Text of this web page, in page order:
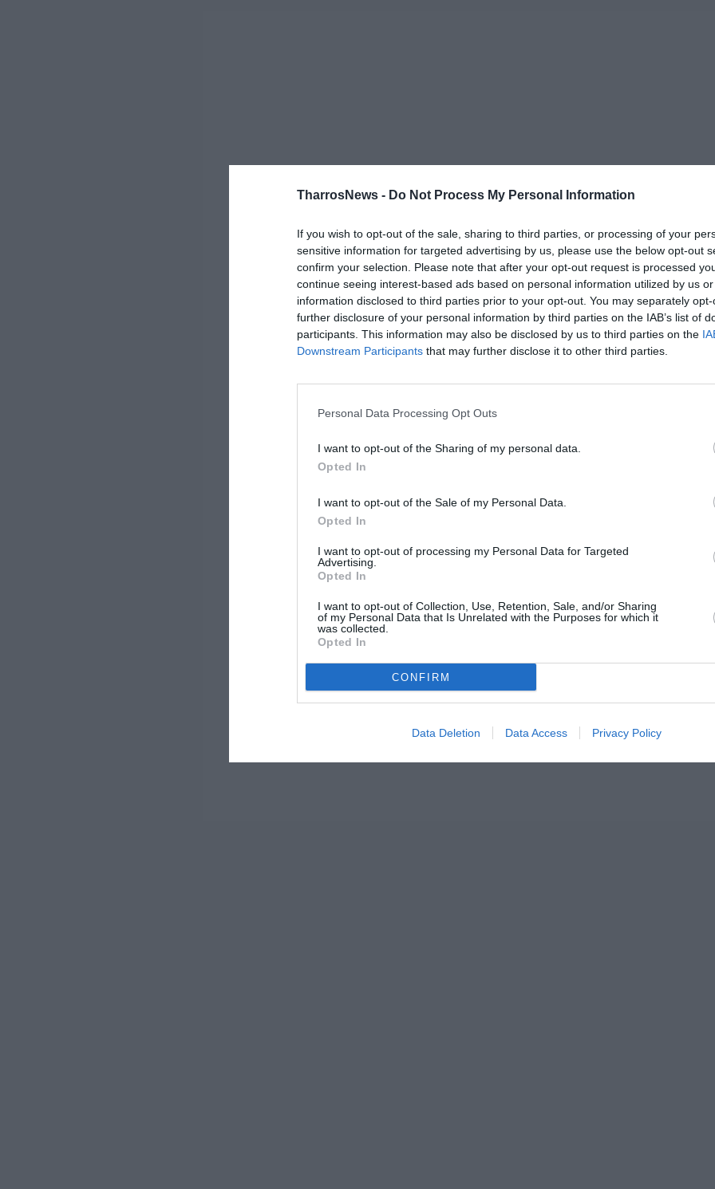
TharrosNews - Do Not Process My Personal Information
If you wish to opt-out of the sale, sharing to third parties, or processing of your
sensitive information for targeted advertising by us, please use the below opt-out
confirm your selection. Please note that after your opt-out request is processed
continue seeing interest-based ads based on personal information utilized by us
information disclosed to third parties prior to your opt-out. You may separately
further disclosure of your personal information by third parties on the IAB’s list of
participants. This information may also be disclosed by us to third parties on the
Downstream Participants that may further disclose it to other third parties.
Personal Data Processing Opt Outs
I want to opt-out of the Sharing of my personal data.
Opted In
I want to opt-out of the Sale of my Personal Data.
Opted In
I want to opt-out of processing my Personal Data for Targeted
Advertising.
Opted In
I want to opt-out of Collection, Use, Retention, Sale, and/or Sharing
of my Personal Data that Is Unrelated with the Purposes for which it
was collected.
Opted In
CONFIRM
Data Deletion Data Access Privacy Policy